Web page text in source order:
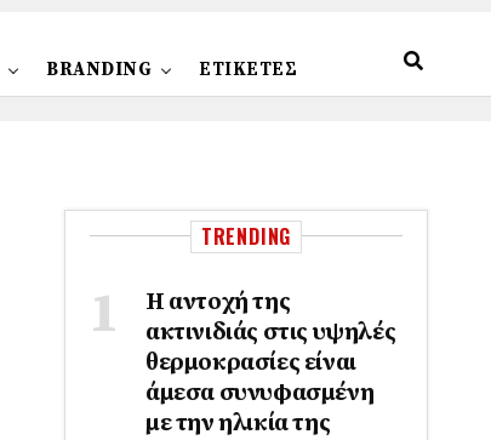
BRANDING ΕΤΙΚΕΤΕΣ
TRENDING
Η αντοχή της
ακτινιδιάς στις υψηλές
θερμοκρασίες είναι
άμεσα συνυφασμένη
με την ηλικία της